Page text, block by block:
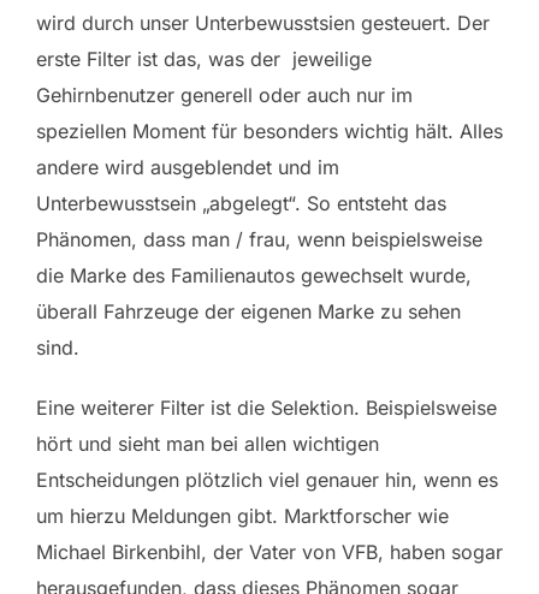
wird durch unser Unterbewusstsien gesteuert. Der
erste Filter ist das, was der jeweilige
Gehirnbenutzer generell oder auch nur im
speziellen Moment für besonders wichtig hält. Alles
andere wird ausgeblendet und im
Unterbewusstsein „abgelegt“. So entsteht das
Phänomen, dass man / frau, wenn beispielsweise
die Marke des Familienautos gewechselt wurde,
überall Fahrzeuge der eigenen Marke zu sehen
sind.
Eine weiterer Filter ist die Selektion. Beispielsweise
hört und sieht man bei allen wichtigen
Entscheidungen plötzlich viel genauer hin, wenn es
um hierzu Meldungen gibt. Marktforscher wie
Michael Birkenbihl, der Vater von VFB, haben sogar
herausgefunden, dass dieses Phänomen sogar